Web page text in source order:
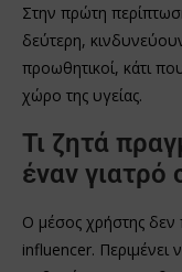
Στην πρώτη
δεύτερη,
προωθητικοί, κάτι
χώρο της υγείας.
Τι ζητά
έναν
Ο μέσος χρήστης δεν
influencer. Περιμένει